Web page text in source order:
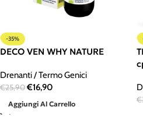
-35%
DECO VEN WHY NATURE
Drenanti / Termo Genici
€25,90€16,90
Aggiungi Al Carrello €